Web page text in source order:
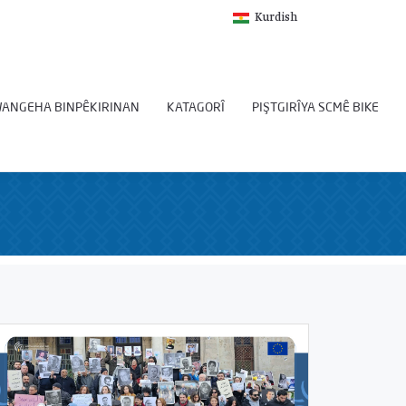
Kurdish
BINPÊKIRINAN KATAGORÎ PIŞTGIRÎYA SCMÊ BIKE